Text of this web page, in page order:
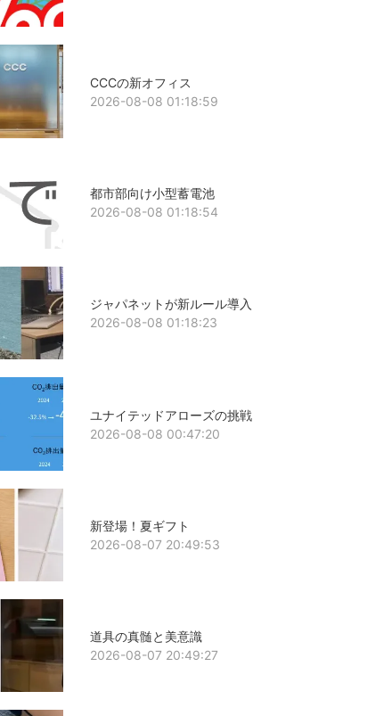
CCCの新オフィス
2026-08-08 01:18:59
都市部向け小型蓄電池
2026-08-08 01:18:54
ジャパネットが新ルール導入
2026-08-08 01:18:23
ユナイテッドアローズの挑戦
2026-08-08 00:47:20
新登場！夏ギフト
2026-08-07 20:49:53
道具の真髄と美意識
2026-08-07 20:49:27